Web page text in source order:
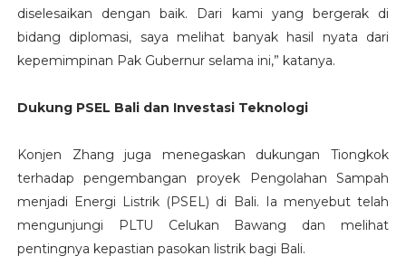
diselesaikan dengan baik. Dari kami yang bergerak di
bidang diplomasi, saya melihat banyak hasil nyata dari
kepemimpinan Pak Gubernur selama ini,” katanya.
Dukung PSEL Bali dan Investasi Teknologi
Konjen Zhang juga menegaskan dukungan Tiongkok
terhadap pengembangan proyek Pengolahan Sampah
menjadi Energi Listrik (PSEL) di Bali. Ia menyebut telah
mengunjungi PLTU Celukan Bawang dan melihat
pentingnya kepastian pasokan listrik bagi Bali.